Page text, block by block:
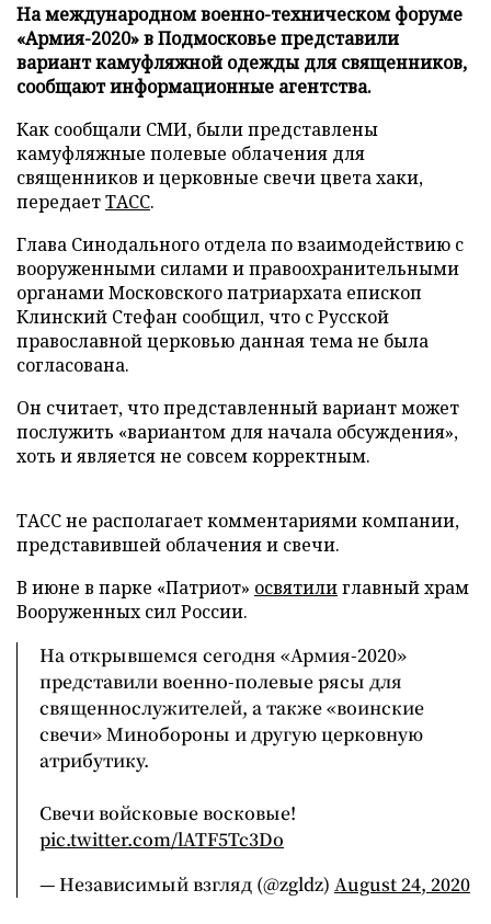
На международном военно-техническом форуме
«Армия-2020» в Подмосковье представили
вариант камуфляжной одежды для священников,
сообщают информационные агентства.
Как сообщали СМИ, были представлены
камуфляжные полевые облачения для
священников и церковные свечи цвета хаки,
передаетТАСС.
Глава Синодального отдела по взаимодействию с
вооруженными силами и правоохранительными
органами Московского патриархата епископ
Клинский Стефан сообщил, что с Русской
православной церковью данная тема не была
согласована.
Он считает, что представленный вариант может
послужить «вариантом для начала обсуждения»,
хоть и является не совсем корректным.
ТАСС не располагает комментариями компании,
представившей облачения и свечи.
В июне в парке «Патриот» освятилиглавный храм
Вооруженных сил России.
На открывшемся сегодня «Армия-2020»
представили военно-полевые рясы для
священнослужителей, а также «воинские
свечи» Минобороны и другую церковную
атрибутику.
Свечи войсковые восковые!
pic.twitter.com/lATF5Tc3Do
— Независимый взгляд (@zgldz) August 24, 2020